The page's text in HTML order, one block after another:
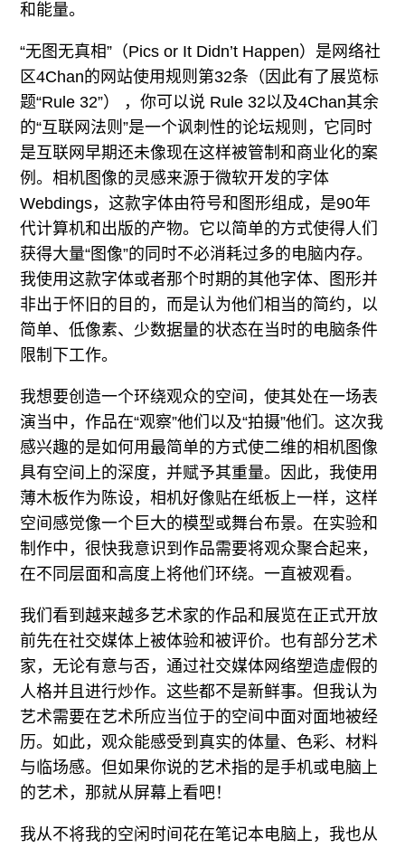
和能量。
“无图无真相”（Pics or It Didn’t Happen）是网络社
区4Chan的网站使用规则第32条（因此有了展览标
题“Rule 32”） ，你可以说 Rule 32以及4Chan其余
的“互联网法则”是一个讽刺性的论坛规则，它同时
是互联网早期还未像现在这样被管制和商业化的案
例。相机图像的灵感来源于微软开发的字体
Webdings，这款字体由符号和图形组成，是90年
代计算机和出版的产物。它以简单的方式使得人们
获得大量“图像”的同时不必消耗过多的电脑内存。
我使用这款字体或者那个时期的其他字体、图形并
非出于怀旧的目的，而是认为他们相当的简约，以
简单、低像素、少数据量的状态在当时的电脑条件
限制下工作。
我想要创造一个环绕观众的空间，使其处在一场表
演当中，作品在“观察”他们以及“拍摄”他们。这次我
感兴趣的是如何用最简单的方式使二维的相机图像
具有空间上的深度，并赋予其重量。因此，我使用
薄木板作为陈设，相机好像贴在纸板上一样，这样
空间感觉像一个巨大的模型或舞台布景。在实验和
制作中，很快我意识到作品需要将观众聚合起来，
在不同层面和高度上将他们环绕。一直被观看。
我们看到越来越多艺术家的作品和展览在正式开放
前先在社交媒体上被体验和被评价。也有部分艺术
家，无论有意与否，通过社交媒体网络塑造虚假的
人格并且进行炒作。这些都不是新鲜事。但我认为
艺术需要在艺术所应当位于的空间中面对面地被经
历。如此，观众能感受到真实的体量、色彩、材料
与临场感。但如果你说的艺术指的是手机或电脑上
的艺术，那就从屏幕上看吧！
我从不将我的空闲时间花在笔记本电脑上，我也从